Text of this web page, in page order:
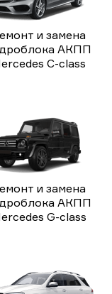
и замена
АКПП
C-class
и замена
АКПП
G-class